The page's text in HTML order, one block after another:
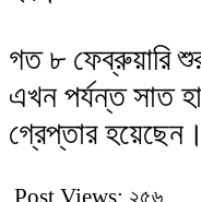
গত ৮ ফেব্রুয়ারি
এখন পর্যন্ত সাত
গ্রেপ্তার হয়েছেন।
Post Views: ২৫৬